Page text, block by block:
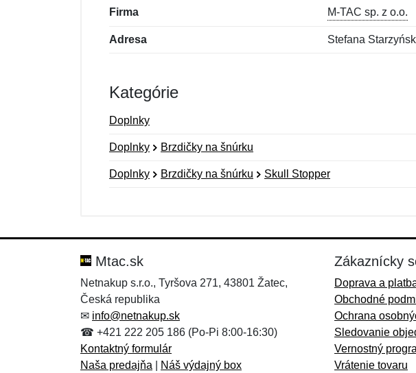
Firma M-TAC sp. z o.o.
Adresa Stefana
Kategórie
Doplnky
Doplnky Brzdičky na šnúrku
Doplnky Brzdičky na šnúrku Skull Stopper
Správa*
Správa*
Mtac.sk
Netnakup s.r.o., Tyršova 271, 43801 Žatec,
Česká republika
✉ info@netnakup.sk
☎ +421 222 205 186 (Po-Pi 8:00-16:30)
Kontaktný formulár
Naša predajňa
Náš výdajný box
Zákaznícky
Doprava a
Obchodné
Ochrana
Sledovanie
Vernostný
Vrátenie tovaru